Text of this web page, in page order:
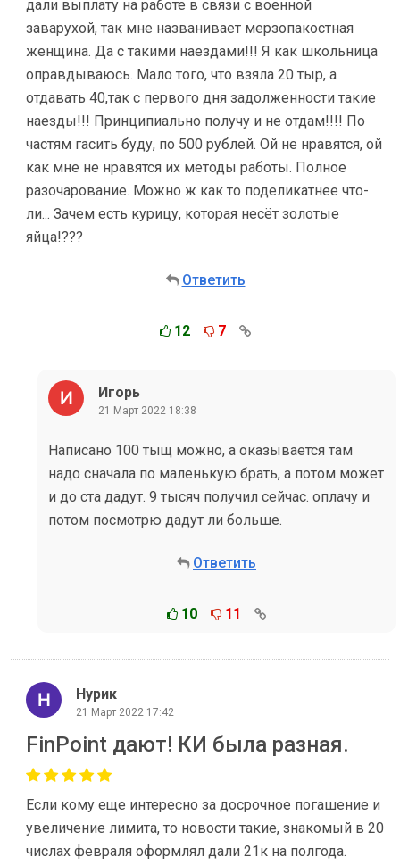
дали выплату на работе в связи с военной
заварухой, так мне названивает мерзопакостная
женщина. Да с такими наездами!!! Я как школьница
оправдываюсь. Мало того, что взяла 20 тыр, а
отдавать 40,так с первого дня задолженности такие
наезды!!! Принципиально получу и не отдам!!!! По
частям гасить буду, по 500 рублей. Ой не нравятся, ой
как мне не нравятся их методы работы. Полное
разочарование. Можно ж как то поделикатнее что-
ли... Зачем есть курицу, которая несёт золотые
яйца!???
Ответить
12 7
Игорь
21 Март 2022 18:38
Написано 100 тыщ можно, а оказывается там
надо сначала по маленькую брать, а потом может
и до ста дадут. 9 тысяч получил сейчас. оплачу и
потом посмотрю дадут ли больше.
Ответить
10 11
Нурик
21 Март 2022 17:42
FinPoint дают! КИ была разная.
Если кому еще интересно за досрочное погашение и
увеличение лимита, то новости такие, знакомый в 20
числах февраля оформлял дали 21к на полгода.